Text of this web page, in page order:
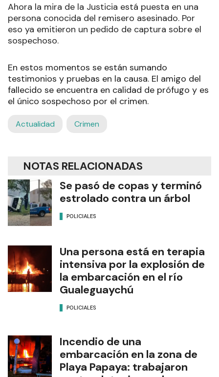
Ahora la mira de la Justicia está puesta en una
persona conocida del remisero asesinado. Por
eso ya emitieron un pedido de captura sobre el
sospechoso.
En estos momentos se están sumando
testimonios y pruebas en la causa. El amigo del
fallecido se encuentra en calidad de prófugo y es
el único sospechoso por el crimen.
Actualidad Crimen
NOTAS RELACIONADAS
Se pasó de copas y terminó
estrolado contra un árbol
POLICIALES
Una persona está en terapia
intensiva por la explosión de
la embarcación en el río
Gualeguaychú
POLICIALES
Incendio de una
embarcación en la zona de
Playa Papaya: trabajaron